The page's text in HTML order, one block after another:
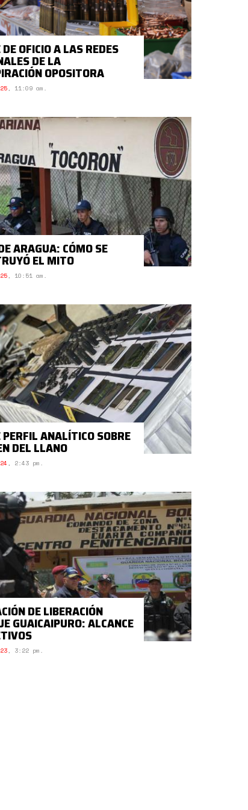
OFICIO A LAS REDES
DE LA
OPOSITORA
, 11:09 am.
ARAGUA: CÓMO SE
EL MITO
, 10:51 am.
PERFIL ANALÍTICO SOBRE
DEL LLANO
, 2:43 pm.
DE LIBERACIÓN
GUAICAIPURO: ALCANCE
, 3:22 pm.